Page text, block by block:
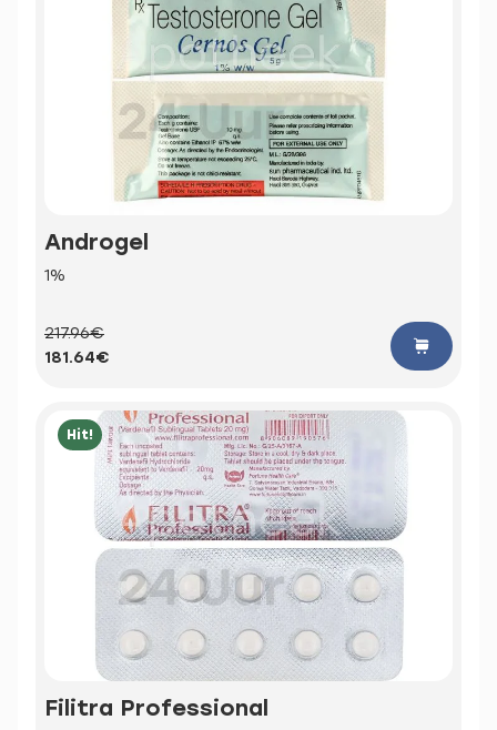
Androgel
1%
217.96€
181.64€
Hit!
Filitra Professional